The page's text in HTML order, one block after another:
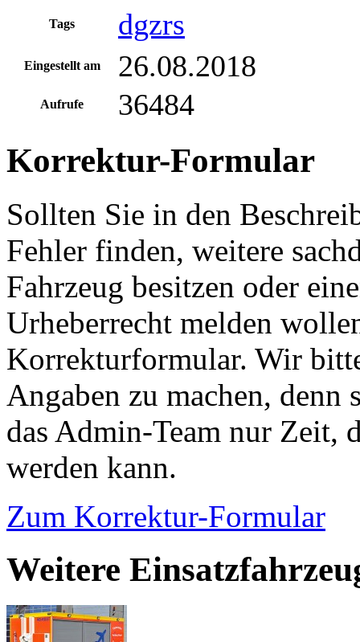
Tags dgzrs
Eingestellt am 26.08.2018
Aufrufe 36484
Korrektur-Formular
Sollten Sie in den
Fehler finden, weitere
Fahrzeug besitzen oder
Urheberrecht melden
Korrekturformular. Wir
Angaben zu machen,
das Admin-Team nur Zeit,
werden kann.
Zum Korrektur-Formular
Weitere